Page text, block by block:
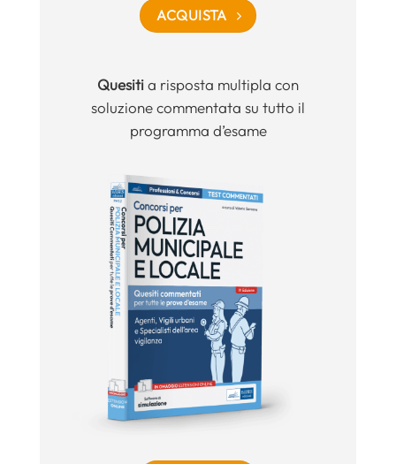
ACQUISTA
Quesitia risposta multipla con
soluzione commentata su tutto il
programma d’esame